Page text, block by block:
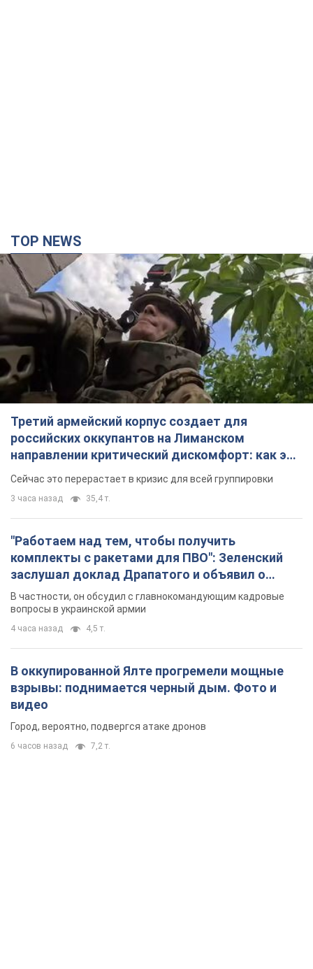
TOP NEWS
Третий армейский корпус создает для
российских оккупантов на Лиманском
направлении критический дискомфорт: как это
удалось
Сейчас это перерастает в кризис для всей группировки
3 часа назад 35,4 т.
"Работаем над тем, чтобы получить
комплекты с ракетами для ПВО": Зеленский
заслушал доклад Драпатого и объявил о
новых мерах
В частности, он обсудил с главнокомандующим кадровые
вопросы в украинской армии
4 часа назад 4,5 т.
В оккупированной Ялте прогремели мощные
взрывы: поднимается черный дым. Фото и
видео
Город, вероятно, подвергся атаке дронов
6 часов назад 7,2 т.